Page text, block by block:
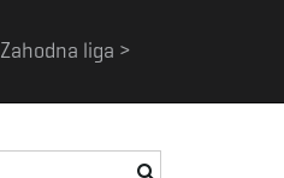
Zahodna liga >